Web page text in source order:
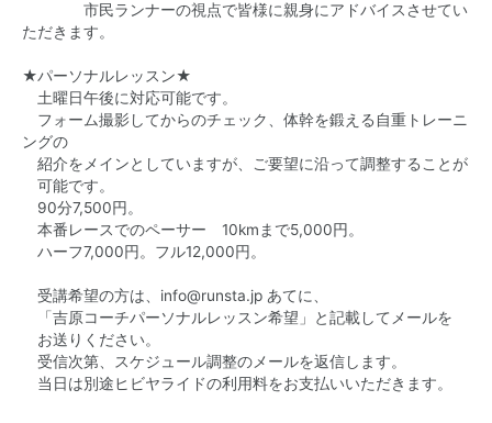
市民ランナーの視点で皆様に親身にアドバイスさせてい
ただきます。
★パーソナルレッスン★
土曜日午後に対応可能です。
フォーム撮影してからのチェック、体幹を鍛える自重トレーニ
ングの
紹介をメインとしていますが、ご要望に沿って調整することが
可能です。
90分7,500円。
本番レースでのペーサー 10kmまで5,000円。
ハーフ7,000円。フル12,000円。
受講希望の方は、 info@runsta.jp あてに、
「吉原コーチパーソナルレッスン希望」と記載してメールを
お送りください。
受信次第、スケジュール調整のメールを返信します。
当日は別途ヒビヤライドの利用料をお支払いいただきます。